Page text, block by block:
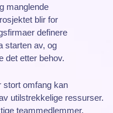
manglende
blir for
definere
starten av, og
det etter behov.
stort omfang kan
utilstrekkelige ressurser.
teammedlemmer,